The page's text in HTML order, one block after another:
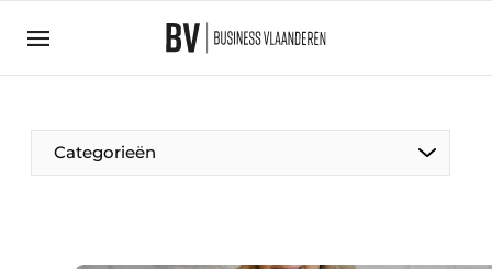
Bedrijven
Bedrijven
Categorieën